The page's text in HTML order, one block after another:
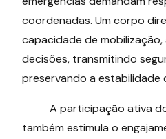
coordenadas. Um corpo
capacidade de
decisões, transmitindo
preservando a estabilidade
A participação ativa do
também estimula o